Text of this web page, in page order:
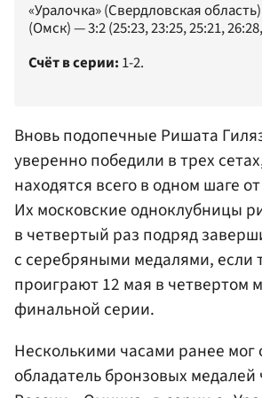
«Уралочка» (Свердловская
(Омск) — 3:2 (25:23, 23:25, 25:21,
Счёт в серии: 1-2.
Вновь подопечные Ришата
уверенно победили в трех
находятся всего в одном шаге
Их московские одноклубницы
в четвертый раз подряд
с серебряными медалями, если
проиграют 12 мая в четвертом
финальной серии.
Несколькими часами ранее мог
обладатель бронзовых